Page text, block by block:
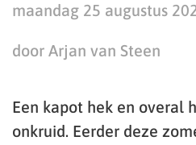
maandag 25 augustus
door Arjan van Steen
Een kapot hek en overal
onkruid. Eerder deze